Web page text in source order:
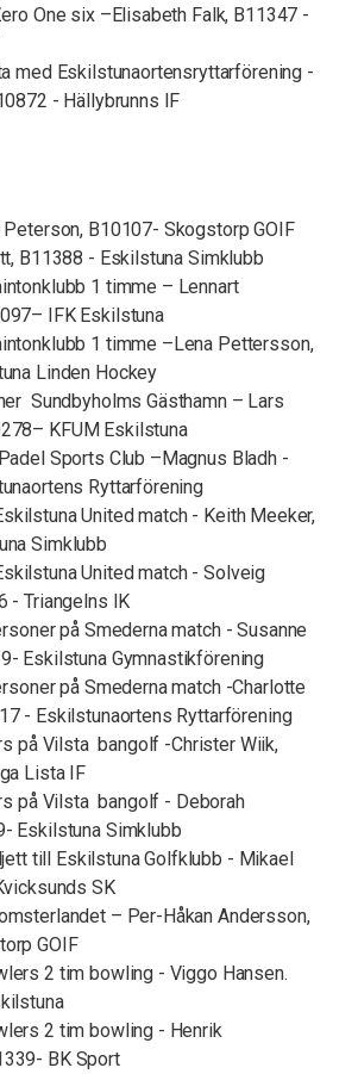
One six –Elisabeth Falk, B11347 -
med Eskilstunaortensryttarförening -
- Hällybrunns IF
B10107- Skogstorp GOIF
B11388 - Eskilstuna Simklubb
1 timme – Lennart
IFK Eskilstuna
1 timme –Lena Pettersson,
Linden Hockey
Sundbyholms Gästhamn – Lars
KFUM Eskilstuna
Sports Club –Magnus Bladh -
Ryttarförening
United match - Keith Meeker,
Simklubb
United match - Solveig
- Triangelns IK
på Smederna match - Susanne
Eskilstuna Gymnastikförening
på Smederna match -Charlotte
- Eskilstunaortens Ryttarförening
på Vilsta bangolf -Christer Wiik,
Lista IF
på Vilsta bangolf - Deborah
Eskilstuna Simklubb
till Eskilstuna Golfklubb - Mikael
SK
– Per-Håkan Andersson,
GOIF
2 tim bowling - Viggo Hansen.
2 tim bowling - Henrik
BK Sport